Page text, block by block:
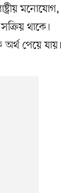
মনোযোগ,
থাকে।
পেয়ে যায়।